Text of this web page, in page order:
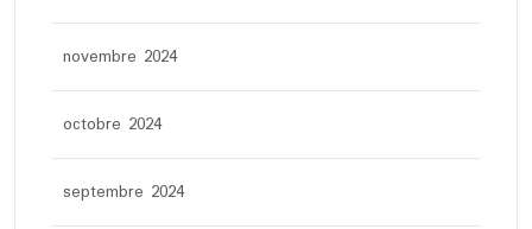
novembre 2024
octobre 2024
septembre 2024